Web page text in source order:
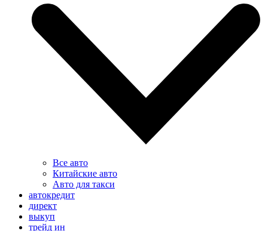
Все авто
Китайские авто
Авто для такси
автокредит
директ
выкуп
трейд ин